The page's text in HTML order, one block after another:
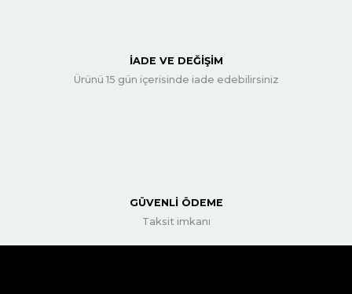
İADE VE DEĞİŞİM
Ürünü 15 gün içerisinde iade edebilirsiniz
GÜVENLİ ÖDEME
Taksit imkanı